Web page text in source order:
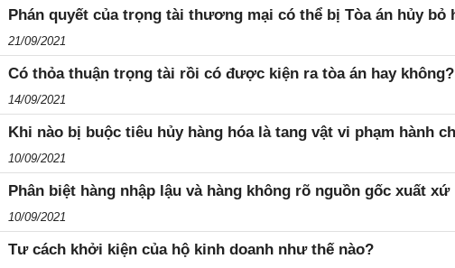
Phán quyết của trọng tài thương mại có thể bị Tòa án hủy bỏ
21/09/2021
Có thỏa thuận trọng tài rồi có được kiện ra tòa án hay không?
14/09/2021
Khi nào bị buộc tiêu hủy hàng hóa là tang vật vi phạm hành
10/09/2021
Phân biệt hàng nhập lậu và hàng không rõ nguồn gốc xuất xứ
10/09/2021
Tư cách khởi kiện của hộ kinh doanh như thế nào?